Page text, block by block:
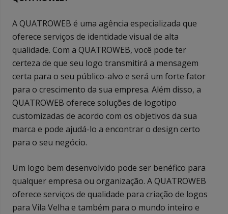
A QUATROWEB é uma agência especializada que
oferece serviços de identidade visual de alta
qualidade. Com a QUATROWEB, você pode ter
certeza de que seu logo transmitirá a mensagem
certa para o seu público-alvo e será um forte fator
para o crescimento da sua empresa. Além disso, a
QUATROWEB oferece soluções de logotipo
customizadas de acordo com os objetivos da sua
marca e pode ajudá-lo a encontrar o design certo
para o seu negócio.
Um logo bem desenvolvido pode ser benéfico para
qualquer empresa ou organização. A QUATROWEB
oferece serviços de qualidade para criação de logos
para Vila Velha e também para o mundo inteiro e